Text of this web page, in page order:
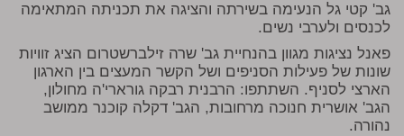
גב' קטי גל הנעימה בשירתה והציגה את תכניתה המתאימה
לכנסים ולערבי נשים.
פאנל נציגות מגוון בהנחיית גב' שרה זילברשטרום הציג זוויות
שונות של פעילות הסניפים ושל הקשר המעצים בין הארגון
הארצי לסניף. השתתפו: הרבנית רבקה גורארי'ה מחולון,
הגב' אושרית חנוכה מרחובות, הגב' דקלה קוכנר ממושב
נהורה.